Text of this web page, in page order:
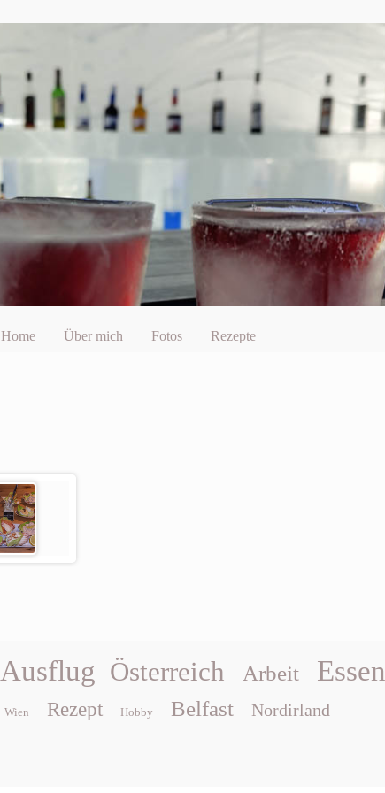
Home Über mich Fotos Rezepte
Ausflug Österreich Arbeit Essen
Wien Rezept Hobby Belfast Nordirland